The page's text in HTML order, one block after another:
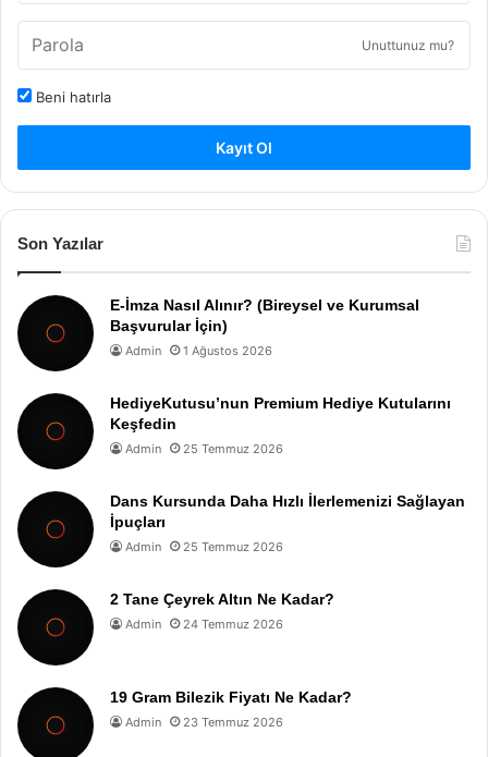
Unuttunuz mu?
Beni hatırla
Kayıt Ol
Son Yazılar
E-İmza Nasıl Alınır? (Bireysel ve Kurumsal
Başvurular İçin)
Admin 1 Ağustos 2026
HediyeKutusu’nun Premium Hediye Kutularını
Keşfedin
Admin 25 Temmuz 2026
Dans Kursunda Daha Hızlı İlerlemenizi Sağlayan
İpuçları
Admin 25 Temmuz 2026
2 Tane Çeyrek Altın Ne Kadar?
Admin 24 Temmuz 2026
19 Gram Bilezik Fiyatı Ne Kadar?
Admin 23 Temmuz 2026